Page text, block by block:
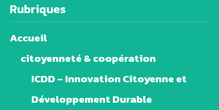
Rubriques
Accueil
citoyenneté & coopération
ICDD – Innovation Citoyenne et
Développement Durable